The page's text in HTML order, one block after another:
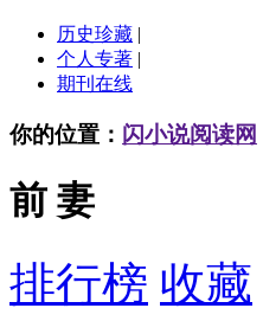
历史珍藏 |
个人专著 |
期刊在线
你的位置： 闪小说阅读网
前 妻
排行榜 收藏